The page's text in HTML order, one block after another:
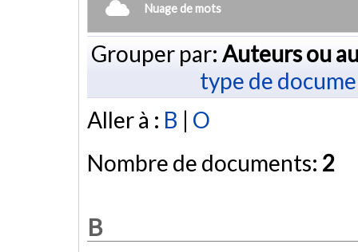
Nuage de mots
Grouper par: Auteurs ou
type de
Aller à : B | O
Nombre de documents: 2
B